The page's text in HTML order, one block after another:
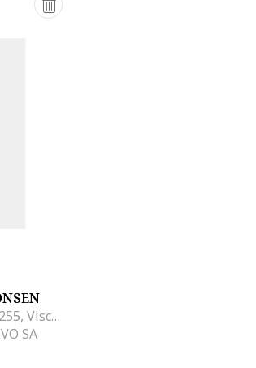
Rochie dama, 303554255, Viscoza, Negru, Negru
SA